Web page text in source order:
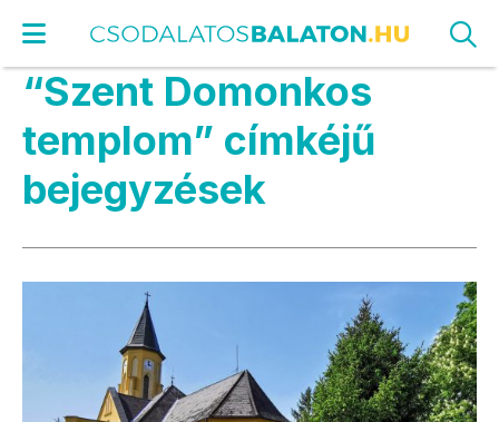
“Szent Domonkos
templom” címkéjű
bejegyzések